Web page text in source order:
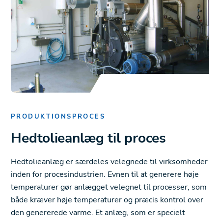
PRODUKTIONSPROCES
Hedtolieanlæg til proces
Hedtolieanlæg er særdeles velegnede til virksomheder
inden for procesindustrien. Evnen til at generere høje
temperaturer gør anlægget velegnet til processer, som
både kræver høje temperaturer og præcis kontrol over
den genererede varme. Et anlæg, som er specielt